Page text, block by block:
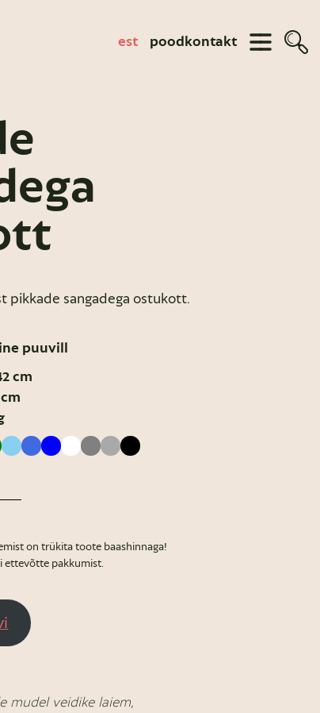
est poodkontakt
pikkade sangadega ostukott.
puuvill
cm
on trükita toote baashinnaga!
ettevõtte pakkumist.
mudel veidike laiem,